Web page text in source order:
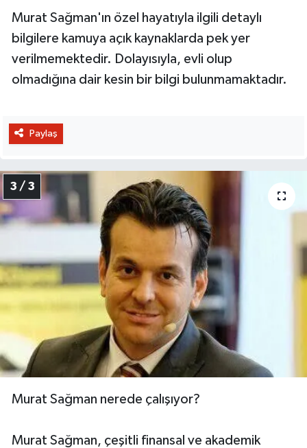
Murat Sağman'ın özel hayatıyla ilgili detaylı
bilgilere kamuya açık kaynaklarda pek yer
verilmemektedir. Dolayısıyla, evli olup
olmadığına dair kesin bir bilgi bulunmamaktadır.
Paylaş
3 / 3
Murat Sağman nerede çalışıyor?
Murat Sağman, çeşitli finansal ve akademik